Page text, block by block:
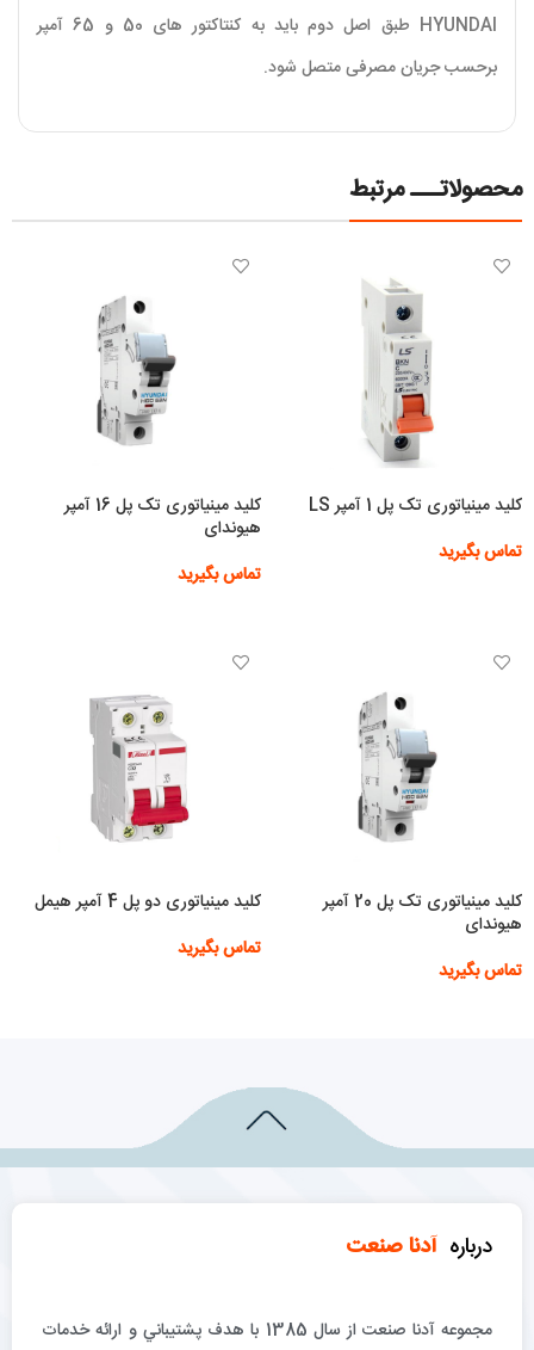
HYUNDAI طبق اصل دوم باید به کنتاکتور های 50 و 65 آمپر
برحسب جریان مصرفی متصل شود.
محصولاتـــ مرتبط
کلید مینیاتوری تک پل 1 آمپر LS
تماس بگیرید
کلید مینیاتوری تک پل 16 آمپر
هیوندای
تماس بگیرید
کلید مینیاتوری تک پل 20 آمپر
هیوندای
تماس بگیرید
کلید مینیاتوری دو پل 4 آمپر هیمل
تماس بگیرید
درباره آدنا صنعت
مجموعه آدنا صنعت از سال 1385 با هدف پشتيباني و ارائه خدمات